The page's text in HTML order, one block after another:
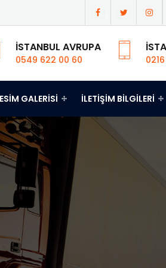
İSTANBUL AVRUPA
0549 622 00 60
GALERISI İLETIŞIM BILGILERI